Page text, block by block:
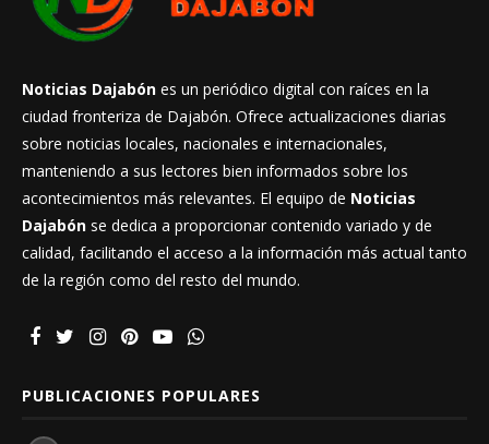
Noticias Dajabón es un periódico digital con raíces en la
ciudad fronteriza de Dajabón. Ofrece actualizaciones diarias
sobre noticias locales, nacionales e internacionales,
manteniendo a sus lectores bien informados sobre los
acontecimientos más relevantes. El equipo de Noticias
Dajabón se dedica a proporcionar contenido variado y de
calidad, facilitando el acceso a la información más actual tanto
de la región como del resto del mundo.
PUBLICACIONES POPULARES